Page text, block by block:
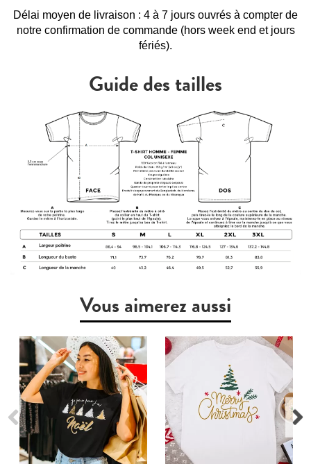
Délai moyen de livraison : 4 à 7 jours ouvrés à compter de
notre confirmation de commande (hors week end et jours
fériés).
Guide des tailles
Vous aimerez aussi